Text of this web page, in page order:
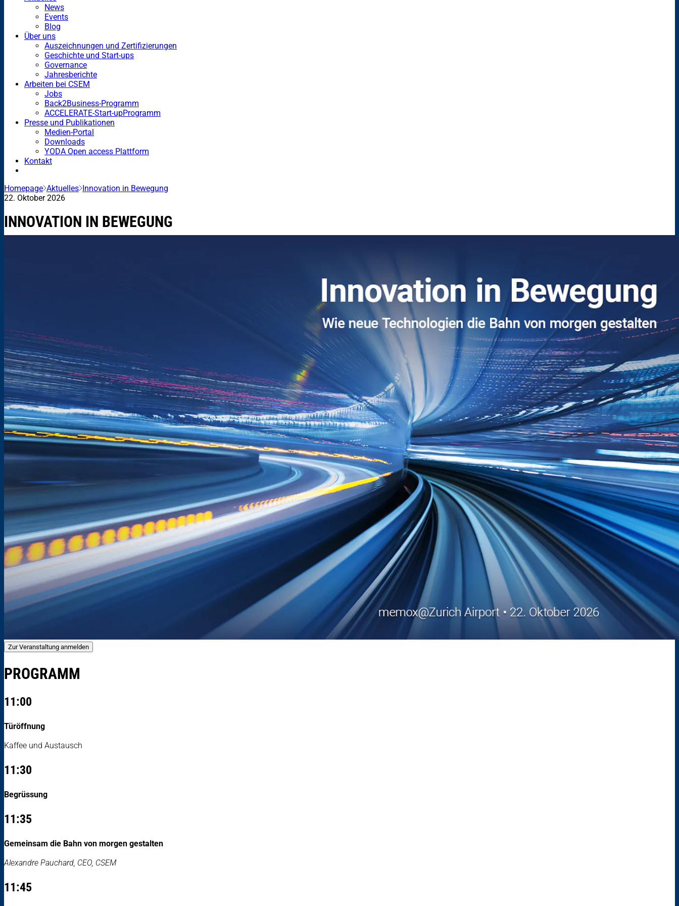
News
Events
Blog
Über uns
Auszeichnungen und Zertifizierungen
Geschichte und Start-ups
Governance
Jahresberichte
Arbeiten bei CSEM
Jobs
Back2Business-Programm
ACCELERATE-Start-upProgramm
Presse und Publikationen
Medien-Portal
Downloads
YODA Open access Plattform
Kontakt
Homepage Aktuelles Innovation in Bewegung
22. Oktober 2026
INNOVATION IN BEWEGUNG
Zur Veranstaltung anmelden
PROGRAMM
11:00
Türöffnung
Kaffee und Austausch
11:30
Begrüssung
11:35
Gemeinsam die Bahn von morgen gestalten
Alexandre Pauchard, CEO, CSEM
11:45